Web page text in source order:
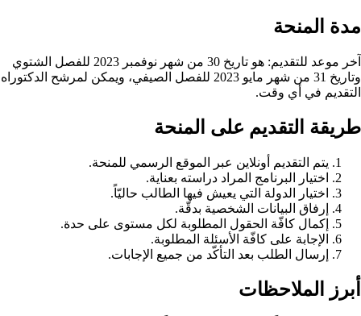
مدة المنحة
آخر موعد للتقديم:
هو تاريخ 30 من شهر نوفمبر 2023 للفصل الشتوي
وتاريخ 31 من شهر مايو 2023 للفصل الصيفي، ويمكن لمرشح الدكتوراه
التقديم في أي وقت.
طريقة التقديم على المنحة
يتم التقديم أونلاين عبر الموقع الرسمي للمنحة.
اختيار البرنامج المراد دراسته بعناية.
اختيار الدولة التي يعيش فيها الطالب حاليّاً.
إرفاق البيانات الشخصية بدقّة.
إكمال كافّة الحقول المطلوبة لكل مستوى على حدة.
الإجابة على كافّة الأسئلة المطلوبة.
إرسال الطلب بعد التأكّد من جميع الإجابات.
أبرز الملاحظات